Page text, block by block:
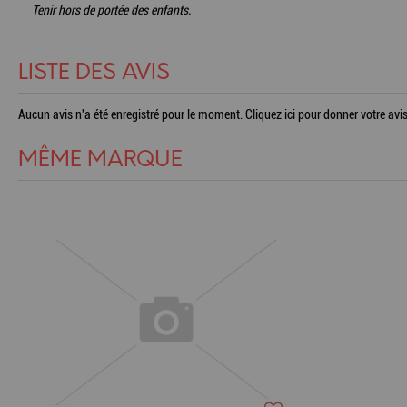
Tenir hors de portée des enfants.
LISTE DES AVIS
Aucun avis n'a été enregistré pour le moment. Cliquez ici pour donner votre
MÊME MARQUE